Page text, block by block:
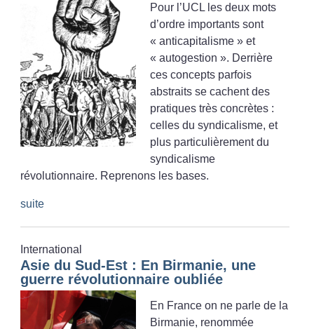
Pour l’UCL les deux mots
d’ordre importants sont
« anticapitalisme » et
« autogestion ». Derrière
ces concepts parfois
abstraits se cachent des
pratiques très concrètes :
celles du syndicalisme, et
plus particulièrement du
syndicalisme
révolutionnaire. Reprenons les bases.
suite
International
Asie du Sud-Est : En Birmanie, une
guerre révolutionnaire oubliée
En France on ne parle de la
Birmanie, renommée